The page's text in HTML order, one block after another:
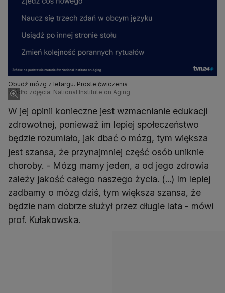
Obudź mózg z letargu. Proste ćwiczenia
Źródło zdjęcia: National Institute on Aging
W jej opinii konieczne jest wzmacnianie edukacji
zdrowotnej, ponieważ im lepiej społeczeństwo
będzie rozumiało, jak dbać o mózg, tym większa
jest szansa, że przynajmniej część osób uniknie
choroby. - Mózg mamy jeden, a od jego zdrowia
zależy jakość całego naszego życia. (...) Im lepiej
zadbamy o mózg dziś, tym większa szansa, że
będzie nam dobrze służył przez długie lata - mówi
prof. Kułakowska.